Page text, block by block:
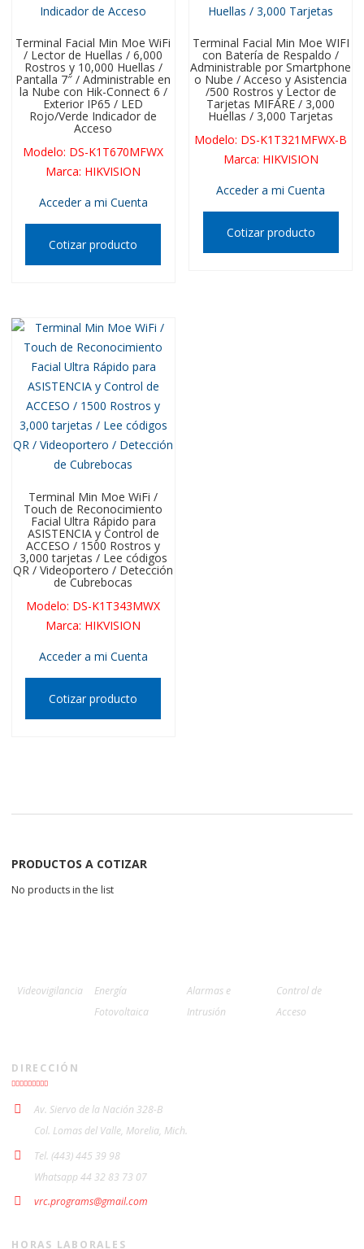
Terminal Facial Min Moe WiFi
/ Lector de Huellas / 6,000
Rostros y 10,000 Huellas /
Pantalla 7″ / Administrable en
la Nube con Hik-Connect 6 /
Exterior IP65 / LED
Rojo/Verde Indicador de
Acceso
Modelo: DS-K1T670MFWX
Marca: HIKVISION
Acceder a mi Cuenta
Cotizar producto
Terminal Facial Min Moe WIFI
con Batería de Respaldo /
Administrable por Smartphone
o Nube / Acceso y Asistencia
/500 Rostros y Lector de
Tarjetas MIFARE / 3,000
Huellas / 3,000 Tarjetas
Modelo: DS-K1T321MFWX-B
Marca: HIKVISION
Acceder a mi Cuenta
Cotizar producto
Terminal Min Moe WiFi /
Touch de Reconocimiento
Facial Ultra Rápido para
ASISTENCIA y Control de
ACCESO / 1500 Rostros y
3,000 tarjetas / Lee códigos
QR / Videoportero / Detección
de Cubrebocas
Modelo: DS-K1T343MWX
Marca: HIKVISION
Acceder a mi Cuenta
Cotizar producto
PRODUCTOS A COTIZAR
No products in the list
Videovigilancia
Energía
Fotovoltaica
Alarmas e
Intrusión
Control de
Acceso
DIRECCIÓN
Av. Siervo de la Nación 328-B
Col. Lomas del Valle, Morelia, Mich.
Tel. (443) 445 39 98
Whatsapp 44 32 83 73 07
vrc.programs@gmail.com
HORAS LABORALES